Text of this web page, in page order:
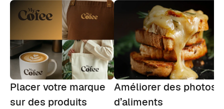
Placer votre marque
sur des produits
Améliorer des photos
d’aliments